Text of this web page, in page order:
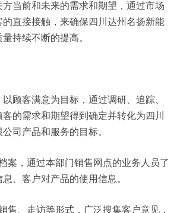
当前和未来的需求和期望，通过市场
直接接触，来确保四川达州名扬新能
持续不断的提高。
顾客满意为目标，通过调研、追踪、
的需求和期望得到确定并转化为四川
司产品和服务的目标。
案，通过本部门销售网点的业务人员了
、客户对产品的使用信息。
售、走访等形式，广泛搜集客户意见，